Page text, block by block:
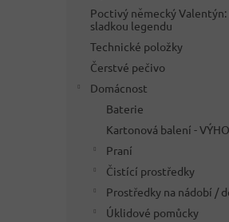
Poctivý německý
sladkou legendu
Technické položky
Čerstvé pečivo
Domácnost
Baterie
Kartonová balení -
Praní
Čistící prostředky
Prostředky na nádobí /
Úklidové pomůcky